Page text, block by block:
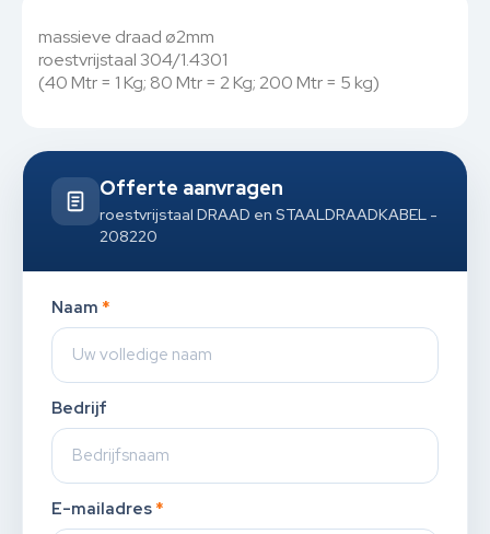
massieve draad ø2mm
roestvrijstaal 304/1.4301
(40 Mtr = 1 Kg; 80 Mtr = 2 Kg; 200 Mtr = 5 kg)
Offerte aanvragen
roestvrijstaal DRAAD en STAALDRAADKABEL -
208220
Naam *
Bedrijf
E-mailadres *